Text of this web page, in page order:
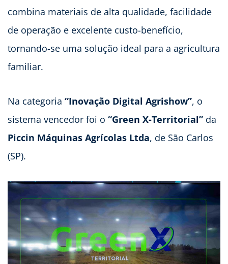
combina materiais de alta qualidade, facilidade
de operação e excelente custo-benefício,
tornando-se uma solução ideal para a agricultura
familiar.
Na categoria “Inovação Digital Agrishow”, o
sistema vencedor foi o “Green X-Territorial” da
Piccin Máquinas Agrícolas Ltda, de São Carlos
(SP).